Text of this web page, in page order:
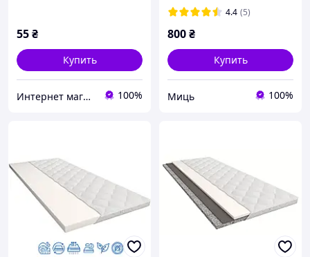
55₴
Купить
Интернет магазин Danchenko 100%
4.4 (5)
800₴
Купить
Миць 100%